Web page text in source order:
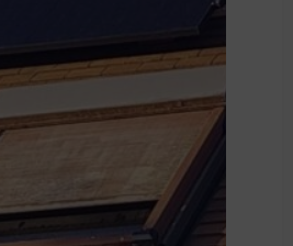
Découvrir
Notre Chantier